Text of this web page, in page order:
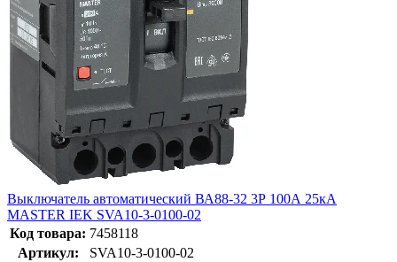
Выключатель автоматический ВА88-32 3Р 100А 25кА
MASTER IEK SVA10-3-0100-02
Код товара: 7458118
Артикул:
SVA10-3-0100-02